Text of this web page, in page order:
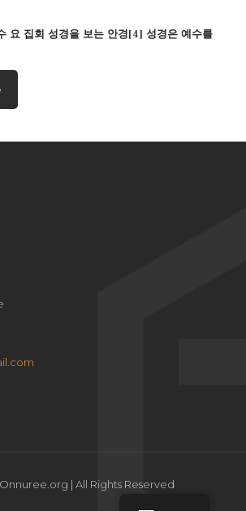
요 집회 성경을 보는 안경[4] 성경은 예수를
| All Rights Reserved